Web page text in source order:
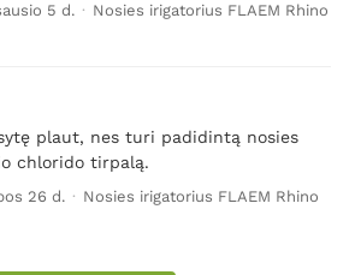
5 d. · Nosies irigatorius FLAEM Rhino
plaut, nes turi padidintą nosies
chlorido tirpalą.
26 d. · Nosies irigatorius FLAEM Rhino